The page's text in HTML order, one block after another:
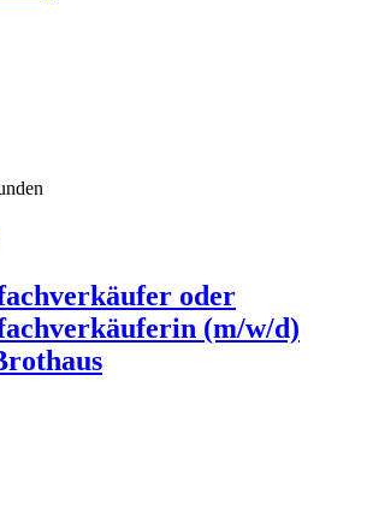
oder
(m/w/d)